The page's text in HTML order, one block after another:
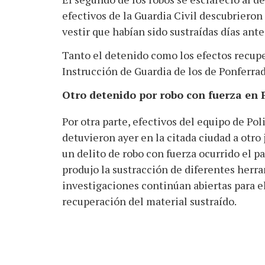
efectivos de la Guardia Civil
vestir que habían sido sustraídas días
Tanto el detenido como los efectos
Instrucción de Guardia de los de
Otro detenido por robo con fuerza en
Por otra parte, efectivos del equipo de
detuvieron ayer en la citada ciudad a otro
un delito de robo con fuerza ocurrido el
produjo la sustracción de diferentes
investigaciones continúan abiertas para
recuperación del material sustraído.